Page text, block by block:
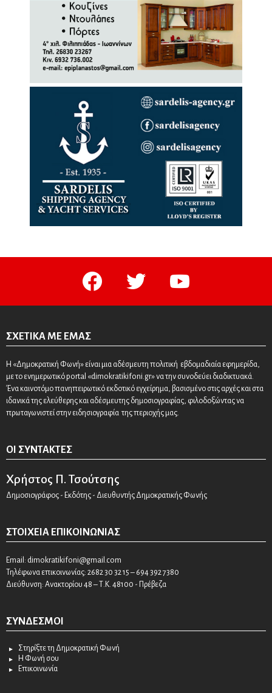
facebook twitter youtube
ΣΧΕΤΙΚΆ ΜΕ ΕΜΆΣ
Η «Δημοκρατική Φωνή» είναι μια αδέσμευτη πολιτική εβδομαδιαία εφημερίδα,
με το ενημερωτικό portal «dimokratikifoni.gr» να την συνοδεύει διαδικτυακά.
Ένα καινοτόμο πανηπειρωτικό εκδοτικό εγχείρημα, βασισμένο στις αρχές και στα
ιδανικά της ελεύθερης και αδέσμευτης δημοσιογραφίας, φιλοδοξώντας να
πρωταγωνιστεί στην ειδησιογραφία της περιοχής μας.
ΟΙ ΣΥΝΤΆΚΤΕΣ
Χρήστος Π. Τσούτσης
Δημοσιογράφος - Εκδότης - Διευθυντής Δημοκρατικής Φωνής
ΣΤΟΙΧΕΊΑ ΕΠΙΚΟΙΝΩΝΊΑΣ
Email: dimokratikifoni@gmail.com
Τηλέφωνα επικοινωνίας: 2682 30 32 15 – 694 392 7380
Διεύθυνση: Ανακτορίου 48 – Τ.Κ. 48100 - Πρέβεζα
ΣΎΝΔΕΣΜΟΙ
Στηρίξτε τη Δημοκρατική Φωνή
Η Φωνή σου
Επικοινωνία